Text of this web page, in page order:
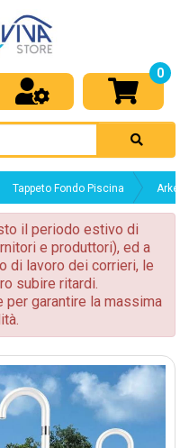
0
Tappeto Fondo Piscina
il periodo estivo di
e produttori), ed a
di lavoro dei corrieri, le
subire ritardi.
garantire la massima